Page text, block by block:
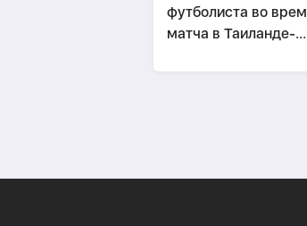
футболиста во
матча в Таиланде-